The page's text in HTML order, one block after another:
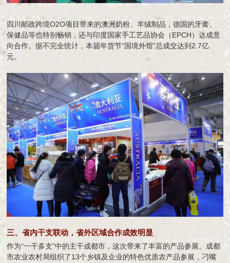
四川邮政跨境O2O项目带来的澳洲奶粉、羊绒制品，德国的牙膏、
保健品等也特别畅销，还与印度国家手工艺品协会（EPCH）达成意
向合作。据不完全统计，本届年货节“国境外馆”总成交达到2.7亿
元。
三、省内干支联动，省外区域合作成效明显
作为“一干多支”中的主干成都市，这次带来了丰富的产品参展。成都
市农业农村局组织了13个乡镇及企业的特色优质农产品参展，刁嘴